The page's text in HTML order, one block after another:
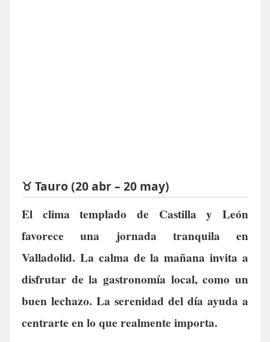
♉ Tauro (20 abr – 20 may)
El clima templado de Castilla y León
favorece una jornada tranquila en
Valladolid. La calma de la mañana invita a
disfrutar de la gastronomía local, como un
buen lechazo. La serenidad del día ayuda a
centrarte en lo que realmente importa.